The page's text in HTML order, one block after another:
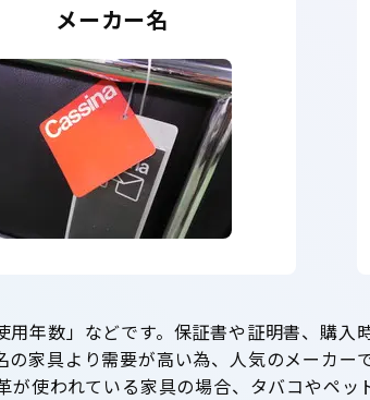
メーカー名
年数」などです。保証書や証明書、購入
家具より需要が高い為、人気のメーカー
使われている家具の場合、タバコやペ